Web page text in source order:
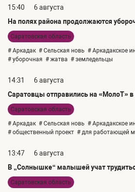
15:40
6 августа
На полях района продолжаются
Саратовская область
# Аркадак # Сельская новь # Аркадакское
# уборочная # жатва # земледельцы
14:31
6 августа
Саратовцы отправились на «МолоТ»
Саратовская область
# Аркадак # Сельская новь # Аркадакское
# общественный проект # для работающей
13:47
6 августа
В „Солнышке“ малышей учат
Саратовская область